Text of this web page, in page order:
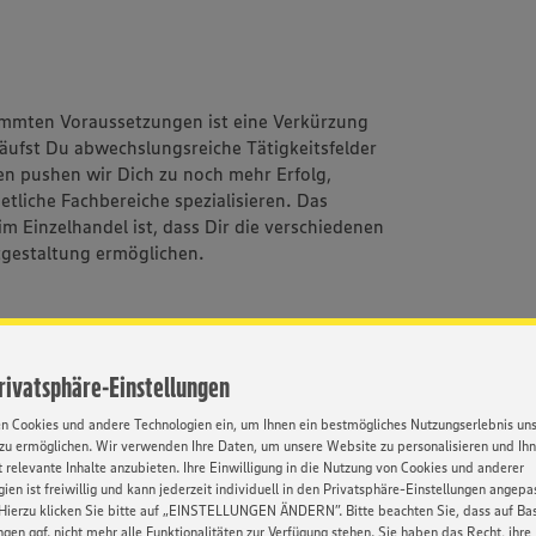
Einstellungen
Cookies und andere Technologien ein, um Ihnen ein bestmögliches Nutzungserlebnis
ermöglichen. Wir verwenden Ihre Daten, um unsere Website zu personalisieren und
relevante Inhalte anzubieten. Ihre Einwilligung in die Nutzung von Cookies und anderer
ist freiwillig und kann jederzeit individuell in den Privatsphäre-Einstellungen
klicken Sie bitte auf „EINSTELLUNGEN ÄNDERN”. Bitte beachten Sie, dass auf
ggf. nicht mehr alle Funktionalitäten zur Verfügung stehen. Sie haben das Recht, ihre
Voraussetzungen ist eine Verkürzung
Du abwechslungsreiche Tätigkeitsfelder
pushen wir Dich zu noch mehr Erfolg,
Fachbereiche spezialisieren. Das
Einzelhandel ist, dass Dir die verschiedenen
ermöglichen.
die in dieser Form nur EDEKA bietet
die Praxis liefern.
wird immer
– Mit Herz, Fleiß & unseren
alles werden